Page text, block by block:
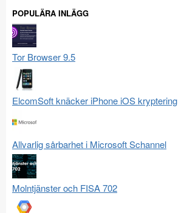
POPULÄRA INLÄGG
Tor Browser 9.5
ElcomSoft knäcker iPhone iOS kryptering
Allvarlig sårbarhet i Microsoft Schannel
Molntjänster och FISA 702